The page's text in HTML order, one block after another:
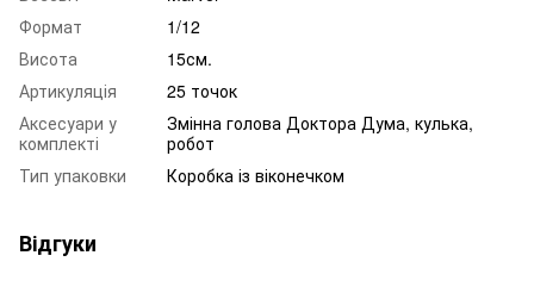
Формат
1/12
Висота
15см.
Артикуляція
25 точок
Аксесуари у
комплекті
Змінна голова Доктора Дума, кулька,
робот
Тип упаковки
Коробка із віконечком
Відгуки